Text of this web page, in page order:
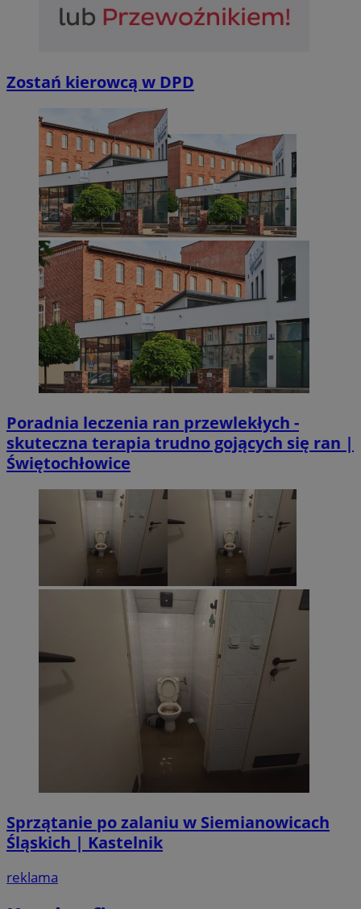
Zostań kierowcą w DPD
Poradnia leczenia ran przewlekłych -
skuteczna terapia trudno gojących się ran |
Świętochłowice
Sprzątanie po zalaniu w Siemianowicach
Śląskich | Kastelnik
reklama